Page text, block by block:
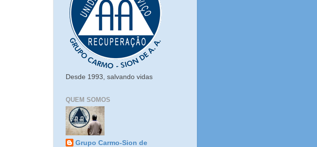
Desde 1993, salvando vidas
QUEM SOMOS
Grupo Carmo-Sion de